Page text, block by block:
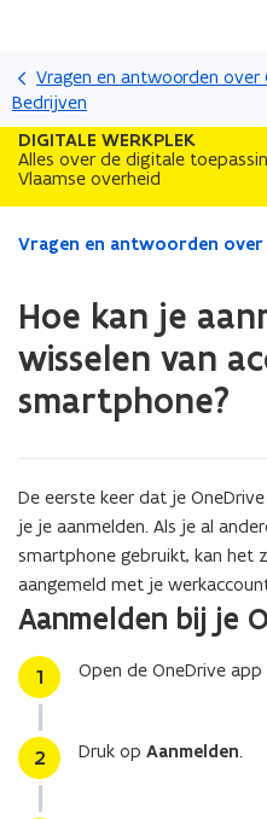
Vragen en antwoorden over
Bedrijven
DIGITALE WERKPLEK
Alles over de digitale
Vlaamse overheid
Gedaan
bevindt
zich
op:
Hoe
aanmelden
wisselen
account
op
smartphone?
Vragen en antwoorden
Hoe kan je
wisselen van
smartphone?
De eerste keer dat je
je je aanmelden. Als je al
smartphone gebruikt, kan
aangemeld met je
Aanmelden bij je
Stap
1 Open de OneDrive
Stap
2 Druk op Aanmelden.